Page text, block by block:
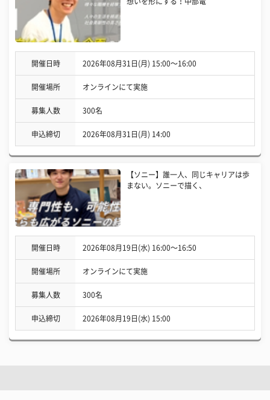
開催日時 2026年08月31日(月) 15:00〜16:00
開催場所 オンラインにて実施
募集人数 300名
申込締切 2026年08月31日(月) 14:00
【ソニー】誰一人、同じキャリアは歩
まない。ソニーで描く、
開催日時 2026年08月19日(水) 16:00〜16:50
開催場所 オンラインにて実施
募集人数 300名
申込締切 2026年08月19日(水) 15:00